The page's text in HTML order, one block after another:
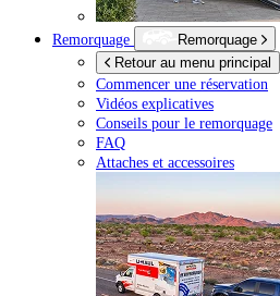
Remorquage
Remorquage
Retour au menu principal
Commencer une réservation
Vidéos explicatives
Conseils pour le remorquage
FAQ
Attaches et accessoires